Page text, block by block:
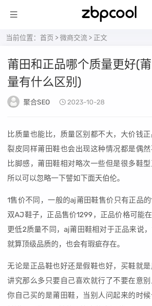
当前位置： 首页 >微商交流 > 正文
莆田和正品哪个质量更好(
量有什么区别)
聚合SEO 2023-10-28
比质量也能比，质量区别都不大，大价钱
裂皮同样莆田鞋也会出现这种情况都是偶
比脚感，莆田鞋相对略次一些但是很多鞋型
所以可以忽略一下譬如下面天伯伦。
1售价不同，一般的aj莆田鞋售价只有正品
双AJ鞋子，正品售价1299，正品价格可能
更低2质量不同，aj莆田鞋相对于正品来说，
就算顶级品质的，也会有瑕疵存在。
无论是正品鞋也好还是假鞋也好，买鞋就
讲究那么多只要自己喜欢就行了不要在意
你自己买的是莆田鞋，当别人问起来的时